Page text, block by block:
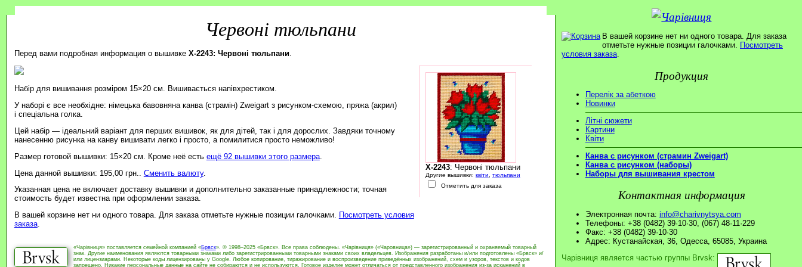
Червоні тюльпани
Перед вами подробная информация о вышивке X-2243: Червоні тюльпани.
X-2243: Червоні тюльпани
Другие вышивки: квіти
тюльпани
Отметить для заказа
Набір для вишивання розміром 15×20 см. Вишивається напівхрестиком.
У наборі є все необхідне: німецька бавовняна канва (страмін) Zweigart з рисунком-схемою, пряжа (акрил)
і спеціальна голка.
Цей набір — ідеальний варіант для перших вишивок, як для дітей, так і для дорослих. Завдяки точному
нанесенню рисунка на канву вишивати легко і просто, а помилитися просто неможливо!
Размер готовой вышивки: 15×20 см. Кроме неё есть ещё 92 вышивки этого размера.
Цена данной вышивки: 195,00 грн.. Сменить валюту.
Указанная цена не включает доставку вышивки и дополнительно заказанные принадлежности; точная
стоимость будет известна при оформлении заказа.
В вашей корзине нет ни одного товара. Для заказа отметьте нужные позиции галочками. Посмотреть условия
заказа.
«Чарівниця» поставляется семейной компанией «Брвск». © 1998–2025 «Брвск». Все права соблюдены. «Чарівниця» («Чаровница») — зарегистрированный и охраняемый товарный
знак. Другие наименования являются товарными знаками либо зарегистрированными товарными знаками своих владельцев. Изображения разработаны и/или подготовлены «Брвск» и/
или лицензиарами. Некоторые коды лицензированы у Google. Любое копирование, тиражирование и воспроизведение приведённых изображений, схем и узоров, текстов и кодов
запрещено. Никакие персональные данные на сайте не собираются и не используются. Готовое изделие может отличаться от представленного изображения из-за искажений в
В вашей корзине нет ни одного товара. Для заказа
отметьте нужные позиции галочками. Посмотреть
условия заказа.
Продукция
Перелік за абеткою
Новинки
Літні сюжети
Картини
Квіти
Канва с рисунком (страмин Zweigart)
Канва с рисунком (наборы)
Наборы для вышивания крестом
Контактная информация
Электронная почта: info@charivnytsya.com
Телефоны: +38 (0482) 39·10·30, (067) 48·11·229
Факс: +38 (0482) 39·10·30
Адрес: Кустанайская, 36, Одесса, 65085, Украина
Чарівниця является частью группы Brvsk: